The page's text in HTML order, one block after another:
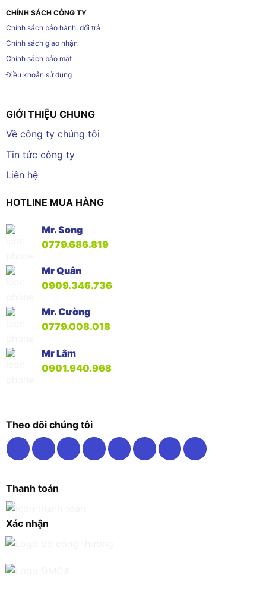
CHÍNH SÁCH CÔNG TY
Chính sách bảo hành, đổi trả
Chính sách giao nhận
Chính sách bảo mật
Điều khoản sử dụng
GIỚI THIỆU CHUNG
Về công ty chúng tôi
Tin tức công ty
Liên hệ
HOTLINE MUA HÀNG
Mr. Song
0779.686.819
Mr Quân
0909.346.736
Mr. Cường
0779.008.018
Mr Lâm
0901.940.968
Theo dõi chúng tôi
Thanh toán
Xác nhận